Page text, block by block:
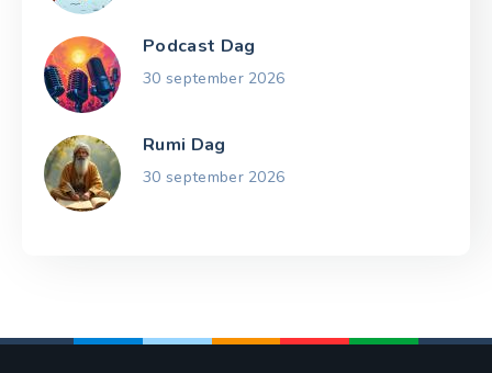
Podcast Dag
30 september 2026
Rumi Dag
30 september 2026